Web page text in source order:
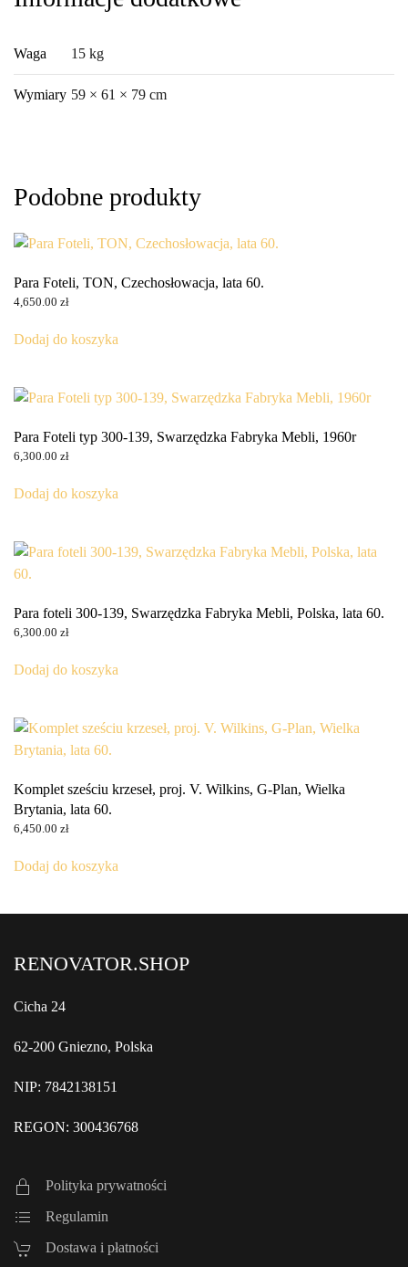
Waga 15 kg
Wymiary 59 × 61 × 79 cm
Podobne produkty
Para Foteli, TON, Czechosłowacja, lata 60.
4,650.00 zł
Dodaj do koszyka
Para Foteli typ 300-139, Swarzędzka Fabryka Mebli, 1960r
6,300.00 zł
Dodaj do koszyka
Para foteli 300-139, Swarzędzka Fabryka Mebli, Polska, lata 60.
6,300.00 zł
Dodaj do koszyka
Komplet sześciu krzeseł, proj. V. Wilkins, G-Plan, Wielka
Brytania, lata 60.
6,450.00 zł
Dodaj do koszyka
RENOVATOR.SHOP
Cicha 24
62-200 Gniezno, Polska
NIP: 7842138151
REGON: 300436768
Polityka prywatności
Regulamin
Dostawa i płatności